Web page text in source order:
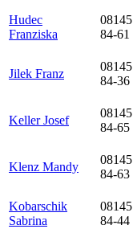
Hudec
Franziska
08145
84-61
Jilek Franz
08145
84-36
Keller Josef
08145
84-65
Klenz Mandy
08145
84-63
Kobarschik
Sabrina
08145
84-44